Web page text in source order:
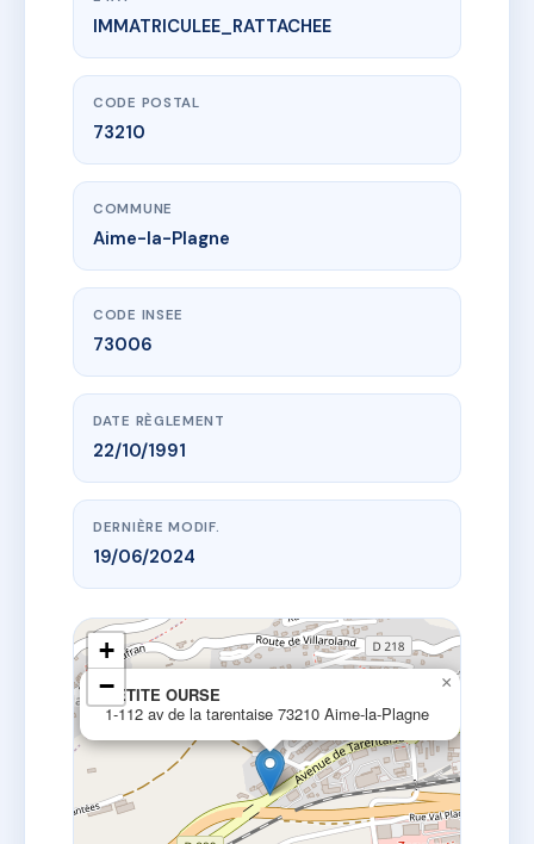
www.vme.plus/AH8279986
PETITE OURSE
1-112 av de la tarentaise
IMMATRICULEE_RATTACHEE
CODE POSTAL
73210
COMMUNE
Aime-la-Plagne
CODE INSEE
73006
DATE RÈGLEMENT
22/10/1991
DERNIÈRE MODIF.
19/06/2024
PETITE OURSE
1-112 av de la tarentaise 73210 Aime-la-Plagne
×
+
−